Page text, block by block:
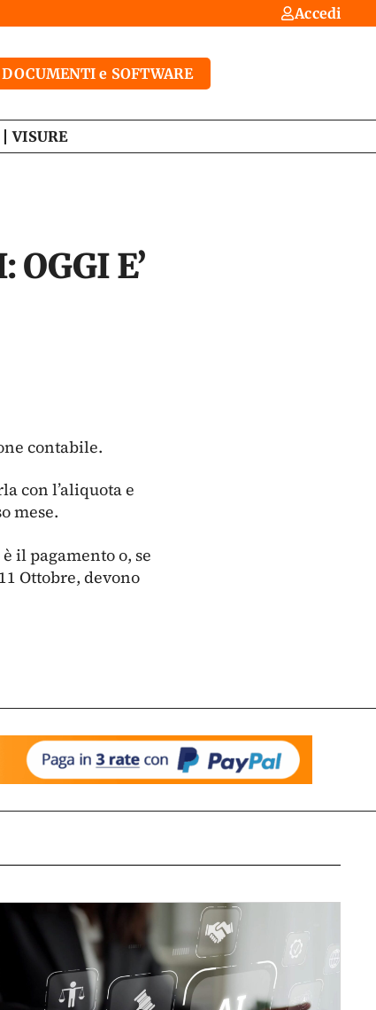
Accedi
DOCUMENTI e SOFTWARE
VISURE
E’
contabile.
con l’aliquota e
mese.
il pagamento o, se
Ottobre, devono